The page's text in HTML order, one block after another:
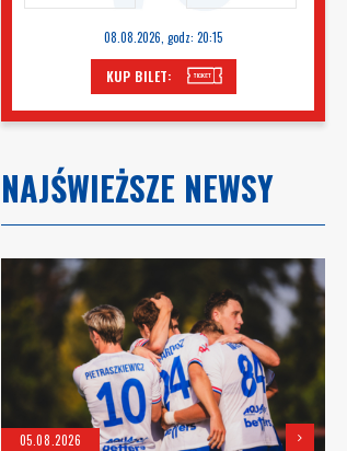
08.08.2026, godz: 20:15
KUP BILET:
NAJŚWIEŻSZE NEWSY
05.08.2026